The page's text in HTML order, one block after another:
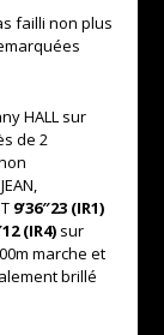
failli non plus
HALL sur
de 2
9’36″23 (IR1)
(IR4) sur
marche et
brillé